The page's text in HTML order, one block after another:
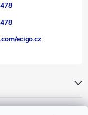
ecigo.cz